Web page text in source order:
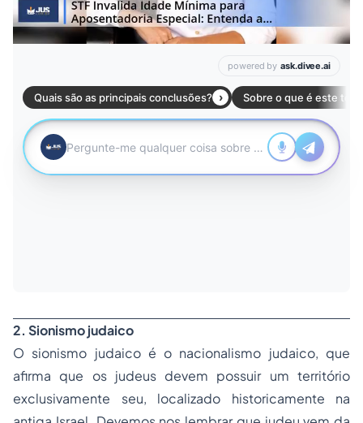
2. Sionismo judaico
O sionismo judaico é o nacionalismo judaico, que
afirma que os judeus devem possuir um território
exclusivamente seu, localizado historicamente na